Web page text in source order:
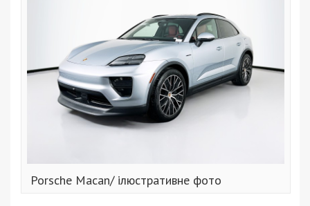
Porsche Macan/ ілюстративне фото